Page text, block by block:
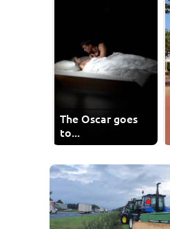
The Oscar goes
to...